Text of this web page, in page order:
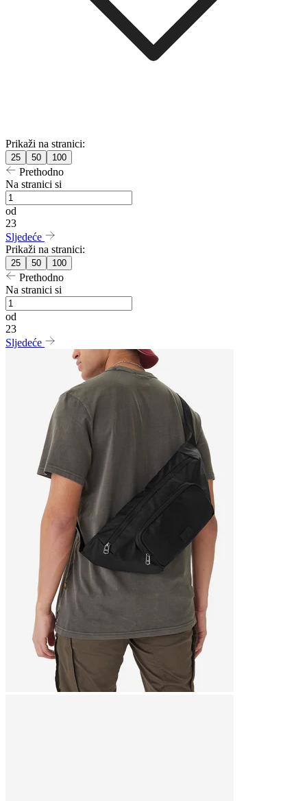
Prikaži na stranici:
25 50 100
Prethodno
Na stranici si
od
23
Sljedeće
Prikaži na stranici:
25 50 100
Prethodno
Na stranici si
od
23
Sljedeće